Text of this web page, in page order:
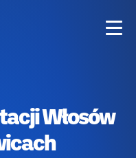
Włosów